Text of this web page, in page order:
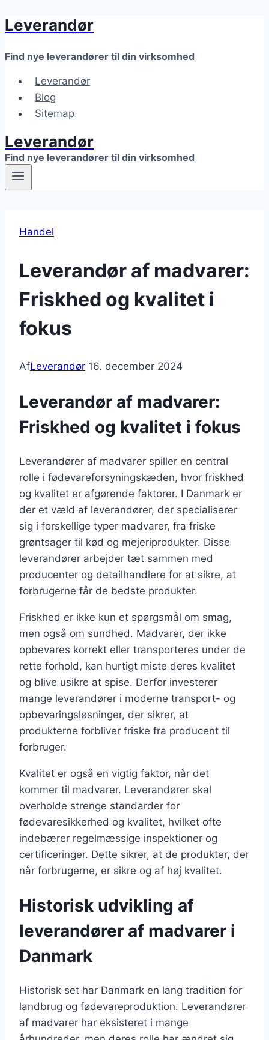
Fortsæt
indhold
Leverandør
Find nye leverandører til din virksomhed
Leverandør
Blog
Sitemap
Leverandør
Find nye leverandører til din virksomhed
Handel
Leverandør af madvarer:
Friskhed og kvalitet i
fokus
AfLeverandør 16. december 2024
Leverandør af madvarer:
Friskhed og kvalitet i fokus
Leverandører af madvarer spiller en central
rolle i fødevareforsyningskæden, hvor friskhed
og kvalitet er afgørende faktorer. I Danmark er
der et væld af leverandører, der specialiserer
sig i forskellige typer madvarer, fra friske
grøntsager til kød og mejeriprodukter. Disse
leverandører arbejder tæt sammen med
producenter og detailhandlere for at sikre, at
forbrugerne får de bedste produkter.
Friskhed er ikke kun et spørgsmål om smag,
men også om sundhed. Madvarer, der ikke
opbevares korrekt eller transporteres under de
rette forhold, kan hurtigt miste deres kvalitet
og blive usikre at spise. Derfor investerer
mange leverandører i moderne transport- og
opbevaringsløsninger, der sikrer, at
produkterne forbliver friske fra producent til
forbruger.
Kvalitet er også en vigtig faktor, når det
kommer til madvarer. Leverandører skal
overholde strenge standarder for
fødevaresikkerhed og kvalitet, hvilket ofte
indebærer regelmæssige inspektioner og
certificeringer. Dette sikrer, at de produkter, der
når forbrugerne, er sikre og af høj kvalitet.
Historisk udvikling af
leverandører af madvarer i
Danmark
Historisk set har Danmark en lang tradition for
landbrug og fødevareproduktion. Leverandører
af madvarer har eksisteret i mange